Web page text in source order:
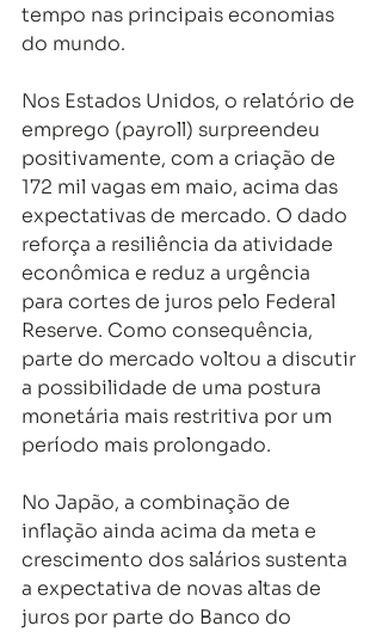
tempo nas principais economias
do mundo.
Nos Estados Unidos, o relatório de
emprego (payroll) surpreendeu
positivamente, com a criação de
172 mil vagas em maio, acima das
expectativas de mercado. O dado
reforça a resiliência da atividade
econômica e reduz a urgência
para cortes de juros pelo Federal
Reserve. Como consequência,
parte do mercado voltou a discutir
a possibilidade de uma postura
monetária mais restritiva por um
período mais prolongado.
No Japão, a combinação de
inflação ainda acima da meta e
crescimento dos salários sustenta
a expectativa de novas altas de
juros por parte do Banco do